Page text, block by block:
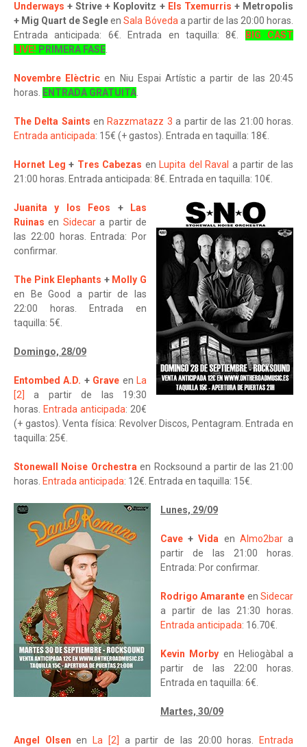
Underways + Strive + Koplovitz + Els Txemurris + Metropolis
+ Mig Quart de SegleenSala Bóvedaa partir de las 20:00 horas.
Entrada anticipada: 6€. Entrada en taquilla: 8€.
BIG CAST
LIVE! PRIMERA FASE.
Novembre Elèctric en Niu Espai Artístic a partir de las 20:45
horas. ENTRADA GRATUITA.
The Delta Saints en Razzmatazz 3 a partir de las 21:00 horas.
Entrada anticipada: 15€ (+ gastos). Entrada en taquilla: 18€.
Hornet Leg + Tres Cabezas en Lupita del Raval a partir de las
21:00 horas. Entrada anticipada: 8€. Entrada en taquilla: 10€.
Juanita y los Feos +
Las
Ruinas en Sidecara partir de
las 22:00 horas. Entrada: Por
confirmar.
The Pink Elephants + Molly G
en Be Good a partir de las
22:00 horas. Entrada en
taquilla: 5€.
Domingo, 28/09
Entombed A.D. + Grave en La
[2]
a partir de las 19:30
horas. Entrada anticipada: 20€
(+ gastos). Venta física: Revolver Discos, Pentagram. Entrada en
taquilla: 25€.
Stonewall Noise Orchestraen Rocksound a partir de las 21:00
horas. Entrada anticipada: 12€. Entrada en taquilla: 15€.
Lunes, 29/09
Cave +Vida en Almo2bara
partir de las 21:00 horas.
Entrada: Por confirmar.
Rodrigo Amarante enSidecar
a partir de las 21:30 horas.
Entrada anticipada: 16.70€.
Kevin Morby en Heliogàbal a
partir de las 22:00 horas.
Entrada en taquilla: 6€.
Martes, 30/09
Angel Olsen en La [2] a partir de las 20:00 horas.
Entrada